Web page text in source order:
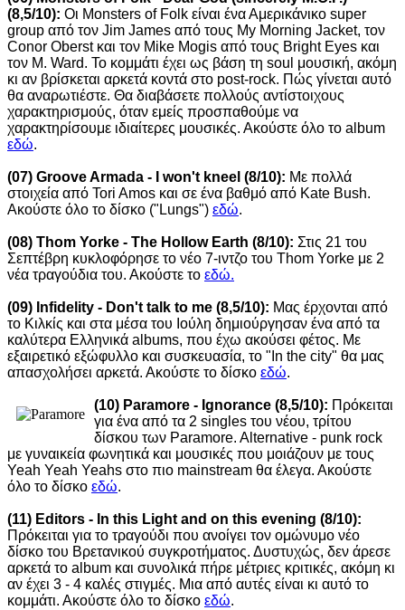
(8,5/10): Οι Monsters of Folk είναι ένα Αμερικάνικο super
group από τον Jim James από τους My Morning Jacket, τον
Conor Oberst και τον Mike Mogis από τους Bright Eyes και
τον M. Ward. Το κομμάτι έχει ως βάση τη soul μουσική, ακόμη
κι αν βρίσκεται αρκετά κοντά στο post-rock. Πώς γίνεται αυτό
θα αναρωτιέστε. Θα διαβάσετε πολλούς αντίστοιχους
χαρακτηρισμούς, όταν εμείς προσπαθούμε να
χαρακτηρίσουμε ιδιαίτερες μουσικές. Ακούστε όλο το album
εδώ.
(07) Groove Armada - I won't kneel (8/10): Με πολλά
στοιχεία από Tori Amos και σε ένα βαθμό από Kate Bush.
Ακούστε όλο το δίσκο ("Lungs") εδώ.
(08) Thom Yorke - The Hollow Earth (8/10): Στις 21 του
Σεπτέβρη κυκλοφόρησε το νέο 7-ιντζο του Thom Yorke με 2
νέα τραγούδια του. Ακούστε το εδώ.
(09) Infidelity - Don't talk to me (8,5/10): Μας έρχονται από
το Κιλκίς και στα μέσα του Ιούλη δημιούργησαν ένα από τα
καλύτερα Ελληνικά albums, που έχω ακούσει φέτος. Με
εξαιρετικό εξώφυλλο και συσκευασία, το "In the city" θα μας
απασχολήσει αρκετά. Ακούστε το δίσκο εδώ.
(10) Paramore - Ignorance (8,5/10): Πρόκειται
για ένα από τα 2 singles του νέου, τρίτου
δίσκου των Paramore. Alternative - punk rock
με γυναικεία φωνητικά και μουσικές που μοιάζουν με τους
Yeah Yeah Yeahs στο πιο mainstream θα έλεγα. Ακούστε
όλο το δίσκο εδώ.
(11) Editors - In this Light and on this evening (8/10):
Πρόκειται για το τραγούδι που ανοίγει τον ομώνυμο νέο
δίσκο του Βρετανικού συγκροτήματος. Δυστυχώς, δεν άρεσε
αρκετά το album και συνολικά πήρε μέτριες κριτικές, ακόμη κι
αν έχει 3 - 4 καλές στιγμές. Μια από αυτές είναι κι αυτό το
κομμάτι. Ακούστε όλο το δίσκο εδώ.